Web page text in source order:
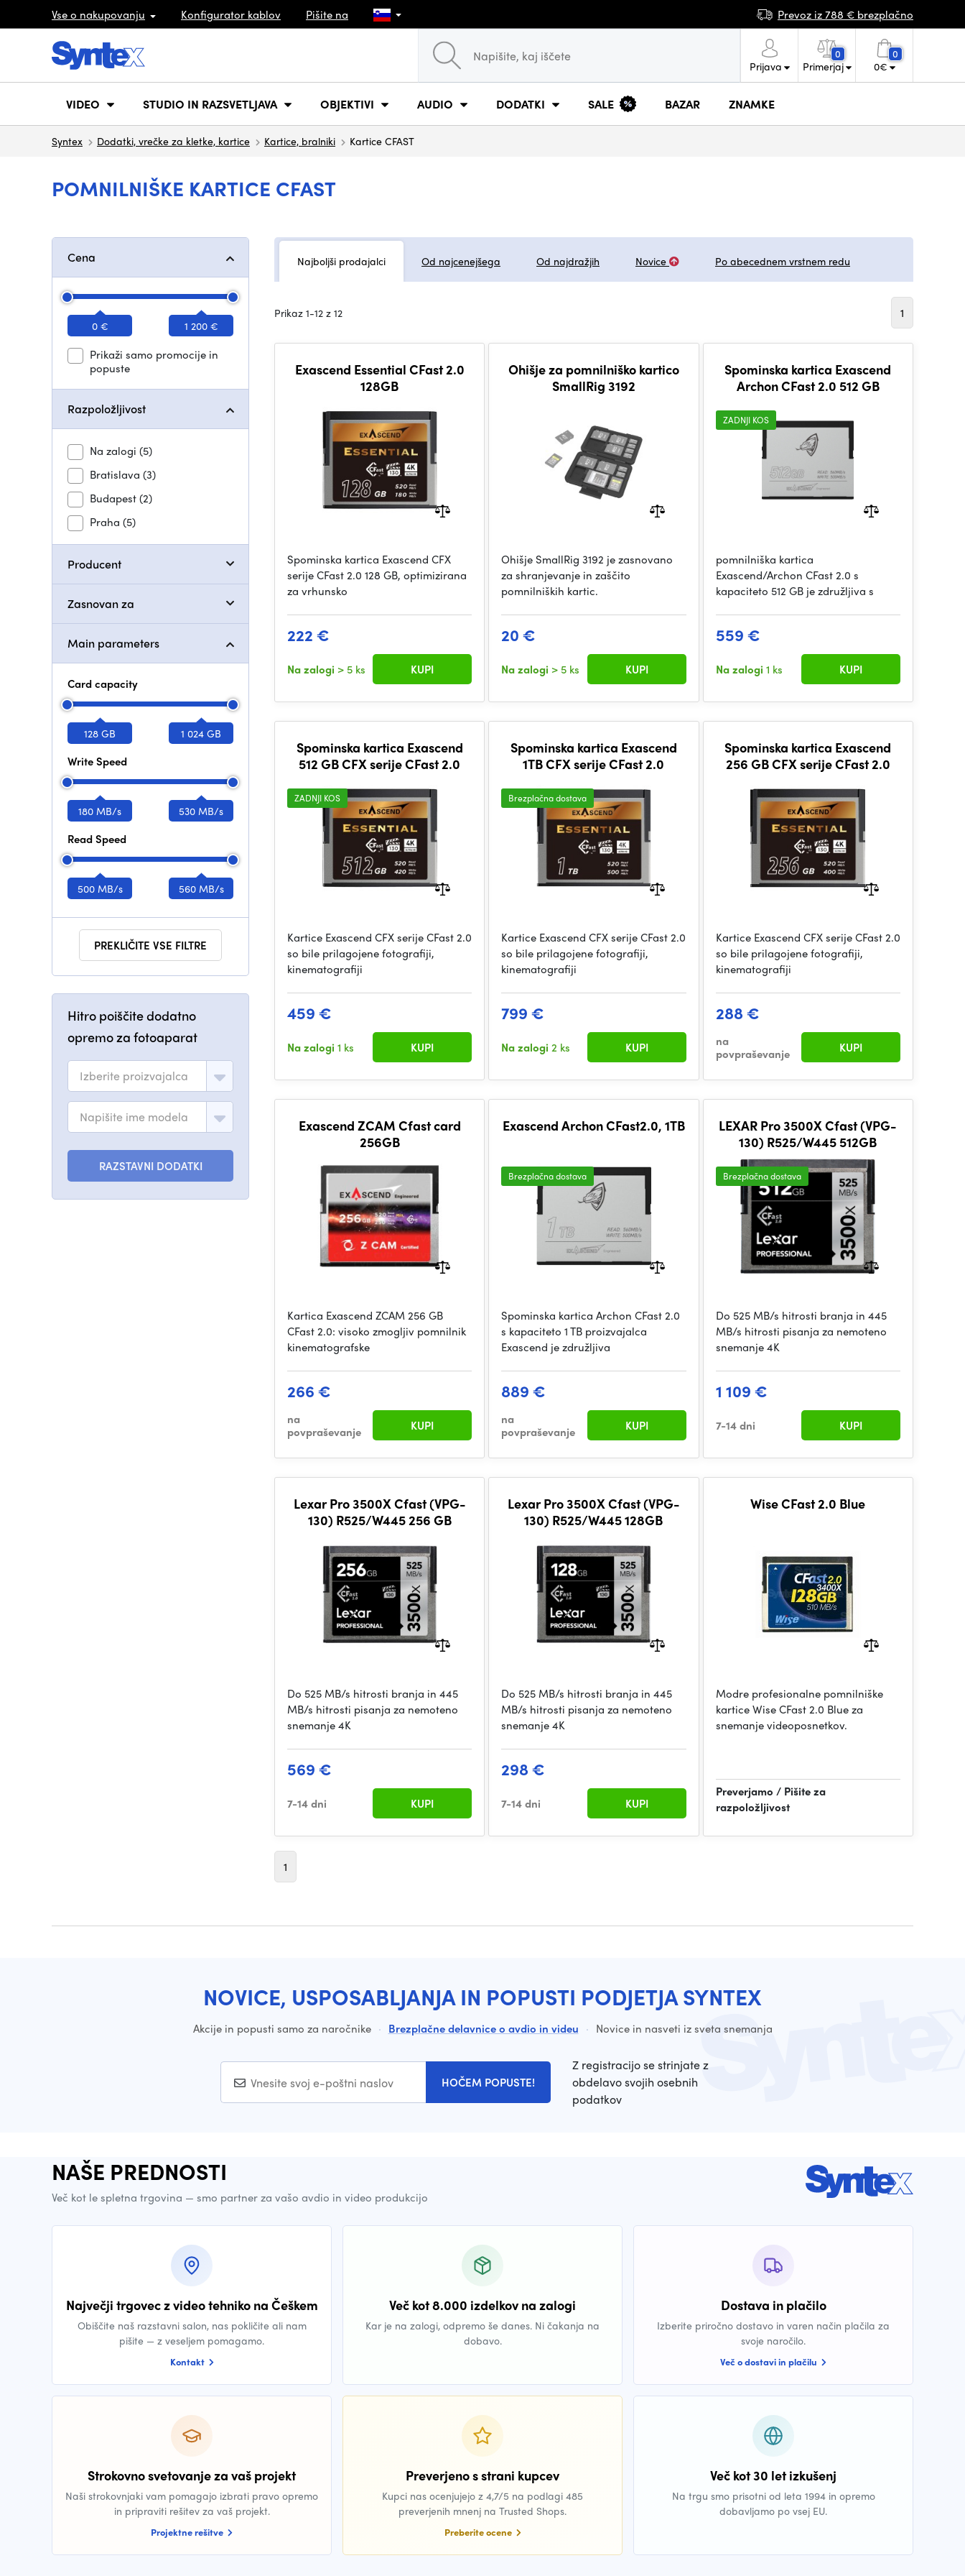
Vse o nakupovanju Konfigurator kablov Pišite na Prevoz iz 788 € brezplačno
Prijava
0
Primerjaj
0
0€
VIDEO STUDIO IN RAZSVETLJAVA OBJEKTIVI AUDIO DODATKI SALE BAZAR ZNAMKE
Syntex Dodatki, vrečke za kletke, kartice Kartice, bralniki Kartice CFAST
POMNILNIŠKE KARTICE CFAST
Cena
0 € 1 200 €
Prikaži samo promocije in
popuste
Razpoložljivost
Na zalogi (5)
Bratislava (3)
Budapest(2)
Praha (5)
Producent
Zasnovan za
Main parameters
Card capacity
128 GB 1 024 GB
Write Speed
180 MB/s 530 MB/s
Read Speed
500 MB/s 560 MB/s
PREKLIČITE VSE FILTRE
Hitro poiščite dodatno
opremo za fotoaparat
Izberite proizvajalca
Napišite ime modela
RAZSTAVNI DODATKI
Najboljši prodajalci Od najcenejšega Od najdražjih Novice Po abecednem vrstnem redu
Prikaz 1-12 z 12 1
Exascend Essential CFast 2.0
128GB
Spominska kartica Exascend CFX
serije CFast 2.0 128 GB, optimizirana
za vrhunsko
222 €
Na zalogi > 5 ks KUPI
Ohišje za pomnilniško kartico
SmallRig 3192
Ohišje SmallRig 3192 je zasnovano
za shranjevanje in zaščito
pomnilniških kartic.
20 €
Na zalogi > 5 ks KUPI
Spominska kartica Exascend
Archon CFast 2.0 512 GB
ZADNJI KOS
pomnilniška kartica
Exascend/Archon CFast 2.0 s
kapaciteto 512 GB je združljiva s
559 €
Na zalogi 1 ks KUPI
Spominska kartica Exascend
512 GB CFX serije CFast 2.0
ZADNJI KOS
Kartice Exascend CFX serije CFast 2.0
so bile prilagojene fotografiji,
kinematografiji
459 €
Na zalogi 1 ks KUPI
Spominska kartica Exascend
1TB CFX serije CFast 2.0
Brezplačna dostava
Kartice Exascend CFX serije CFast 2.0
so bile prilagojene fotografiji,
kinematografiji
799 €
Na zalogi2 ks KUPI
Spominska kartica Exascend
256 GB CFX serije CFast 2.0
Kartice Exascend CFX serije CFast 2.0
so bile prilagojene fotografiji,
kinematografiji
288 €
na
povpraševanje
KUPI
Exascend ZCAM Cfast card
256GB
Kartica Exascend ZCAM 256 GB
CFast 2.0: visoko zmogljiv pomnilnik
kinematografske
266 €
na
povpraševanje
KUPI
Exascend Archon CFast2.0, 1TB
Brezplačna dostava
Spominska kartica Archon CFast 2.0
s kapaciteto 1 TB proizvajalca
Exascend je združljiva
889 €
na
povpraševanje
KUPI
LEXAR Pro 3500X Cfast (VPG-
130) R525/W445 512GB
Brezplačna dostava
Do 525 MB/s hitrosti branja in 445
MB/s hitrosti pisanja za nemoteno
snemanje 4K
1 109 €
7-14 dni KUPI
Lexar Pro 3500X Cfast (VPG-
130) R525/W445 256 GB
Do 525 MB/s hitrosti branja in 445
MB/s hitrosti pisanja za nemoteno
snemanje 4K
569 €
7-14 dni KUPI
Lexar Pro 3500X Cfast (VPG-
130) R525/W445 128GB
Do 525 MB/s hitrosti branja in 445
MB/s hitrosti pisanja za nemoteno
snemanje 4K
298 €
7-14 dni KUPI
Wise CFast 2.0 Blue
Modre profesionalne pomnilniške
kartice Wise CFast 2.0 Blue za
snemanje videoposnetkov.
Preverjamo / Pišite za
razpoložljivost
1
NOVICE, USPOSABLJANJA IN POPUSTI PODJETJA SYNTEX
Akcije in popusti samo za naročnike · Brezplačne delavnice o avdio in videu · Novice in nasveti iz sveta snemanja
HOČEM POPUSTE!
Z registracijo se strinjate z
obdelavo svojih osebnih
podatkov
NAŠE PREDNOSTI
Več kot le spletna trgovina — smo partner za vašo avdio in video produkcijo
Največji trgovec z video tehniko na Češkem
Obiščite naš razstavni salon, nas pokličite ali nam
pišite — z veseljem pomagamo.
Kontakt
Več kot 8.000 izdelkov na zalogi
Kar je na zalogi, odpremo še danes. Ni čakanja na
dobavo.
Dostava in plačilo
Izberite priročno dostavo in varen način plačila za
svoje naročilo.
Več o dostavi in plačilu
Strokovno svetovanje za vaš projekt
Naši strokovnjaki vam pomagajo izbrati pravo opremo
in pripraviti rešitev za vaš projekt.
Projektne rešitve
Preverjeno s strani kupcev
Kupci nas ocenjujejo z 4,7/5 na podlagi 485
preverjenih mnenj na Trusted Shops.
Preberite ocene
Več kot 30 let izkušenj
Na trgu smo prisotni od leta 1994 in opremo
dobavljamo po vsej EU.